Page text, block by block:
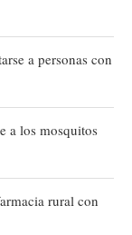
a personas con
a los mosquitos
rural con